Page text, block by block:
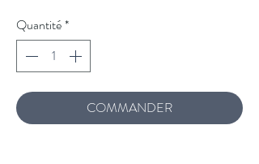
Quantité*
COMMANDER